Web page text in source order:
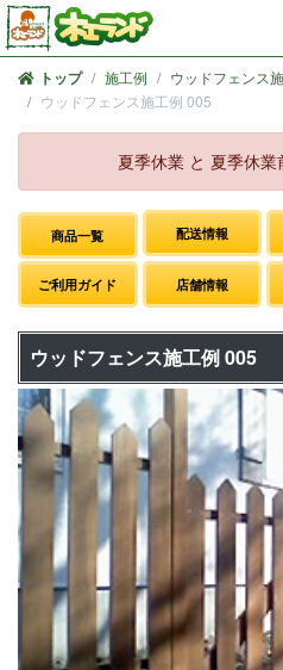
トップ 施工例
ウッドフェンス
ウッドフェンス施工例 005
夏季休業 と 夏季休
商品一覧 配送情報
ご利用ガイド 店舗情報
ウッドフェンス施工例 005